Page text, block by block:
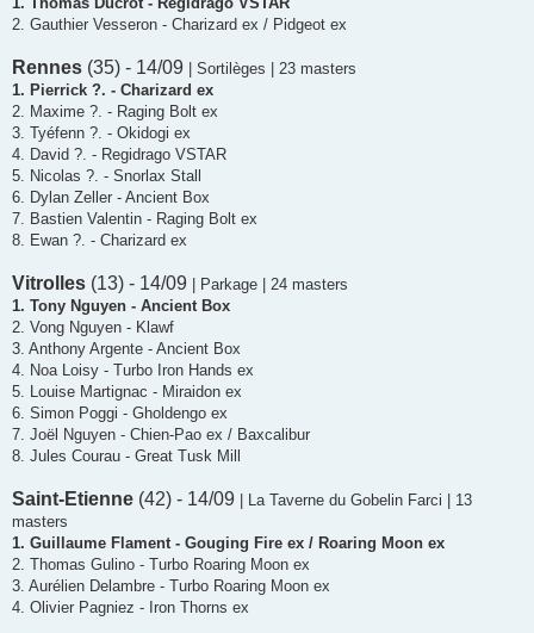
2. Gauthier Vesseron - Charizard ex / Pidgeot ex
Rennes (35) - 14/09 | Sortilèges | 23 masters
1. Pierrick ?. - Charizard ex
2. Maxime ?. - Raging Bolt ex
3. Tyéfenn ?. - Okidogi ex
4. David ?. - Regidrago VSTAR
5. Nicolas ?. - Snorlax Stall
6. Dylan Zeller - Ancient Box
7. Bastien Valentin - Raging Bolt ex
8. Ewan ?. - Charizard ex
Vitrolles (13) - 14/09 | Parkage | 24 masters
1. Tony Nguyen - Ancient Box
2. Vong Nguyen - Klawf
3. Anthony Argente - Ancient Box
4. Noa Loisy - Turbo Iron Hands ex
5. Louise Martignac - Miraidon ex
6. Simon Poggi - Gholdengo ex
7. Joël Nguyen - Chien-Pao ex / Baxcalibur
8. Jules Courau - Great Tusk Mill
Saint-Etienne (42) - 14/09 | La Taverne du Gobelin Farci | 13
masters
1. Guillaume Flament - Gouging Fire ex / Roaring Moon ex
2. Thomas Gulino - Turbo Roaring Moon ex
3. Aurélien Delambre - Turbo Roaring Moon ex
4. Olivier Pagniez - Iron Thorns ex